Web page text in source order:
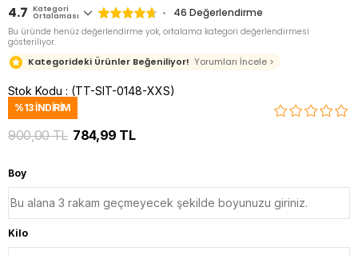
4.7 Kategori
Ortalaması 46 Değerlendirme
Bu üründe henüz değerlendirme yok, ortalama kategori değerlendirmesi
gösteriliyor.
Kategorideki Ürünler Beğeniliyor! Yorumları İncele >
Stok Kodu (TT-SIT-0148-XXS)
%13İNDIRIM
900,00 TL 784,99 TL
Boy
Kilo